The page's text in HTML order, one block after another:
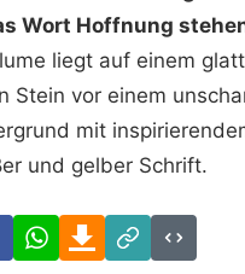
Wort Hoffnung
liegt auf einem
Stein vor einem
mit
und gelber Schrift.
FacebookWhatsAppDownload
Link
Code